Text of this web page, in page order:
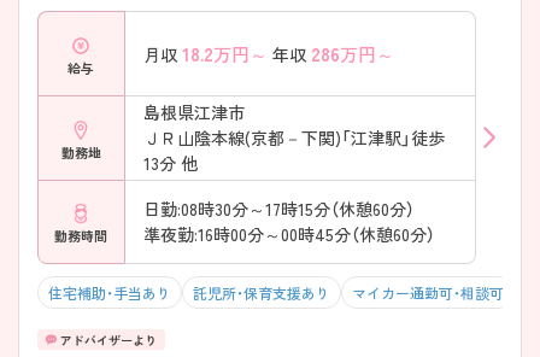
給与
月収 18.2万円～ 年収 286万円～
勤務地
島根県江津市
ＪＲ山陰本線(京都－下関)「江津駅」徒歩
13分 他
勤務時間
日勤:08時30分～17時15分（休憩60分）
準夜勤:16時00分～00時45分（休憩60分）
住宅補助・手当あり 託児所・保育支援あり マイカー通勤可・相談可